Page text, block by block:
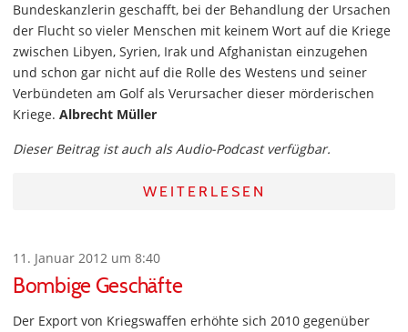
Bundeskanzlerin geschafft, bei der Behandlung der Ursachen
der Flucht so vieler Menschen mit keinem Wort auf die Kriege
zwischen Libyen, Syrien, Irak und Afghanistan einzugehen
und schon gar nicht auf die Rolle des Westens und seiner
Verbündeten am Golf als Verursacher dieser mörderischen
Kriege. Albrecht Müller
Dieser Beitrag ist auch als Audio-Podcast verfügbar.
WEITERLESEN
11. Januar 2012 um 8:40
Bombige Geschäfte
Der Export von Kriegswaffen erhöhte sich 2010 gegenüber